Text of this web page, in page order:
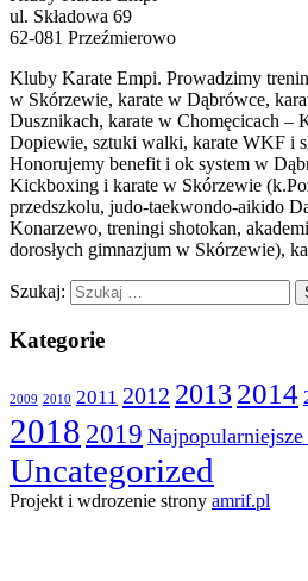
ul. Składowa 69
62-081 Przeźmierowo
Kluby Karate Empi. Prowadzimy
w Skórzewie, karate w Dąbrówce,
Dusznikach, karate w Chomęcicach –
Dopiewie, sztuki walki, karate WKF i
Honorujemy benefit i ok system w
Kickboxing i karate w Skórzewie
przedszkolu, judo-taekwondo-aikido
Konarzewo, treningi shotokan,
dorosłych gimnazjum w Skórzewie),
Szukaj:
Kategorie
2009 2010 2011 2012 2013 2014
2018 2019
Uncategorized
Projekt i wdrozenie strony amrif.pl